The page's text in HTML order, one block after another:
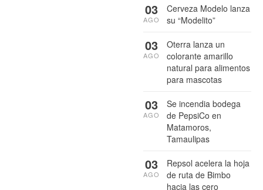
Cerveza Modelo lanza
su “Modelito”
03
AGO
Oterra lanza un
colorante amarillo
natural para alimentos
para mascotas
03
AGO
Se incendia bodega
de PepsiCo en
Matamoros,
Tamaulipas
03
AGO
Repsol acelera la hoja
de ruta de Bimbo
hacia las cero
03
AGO